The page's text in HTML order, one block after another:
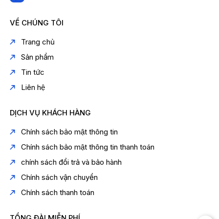
VỀ CHÚNG TÔI
Trang chủ
Sản phẩm
Tin tức
Liên hệ
DỊCH VỤ KHÁCH HÀNG
Chính sách bảo mật thông tin
Chính sách bảo mật thông tin thanh toán
chính sách đổi trả và bảo hành
Chính sách vận chuyển
Chính sách thanh toán